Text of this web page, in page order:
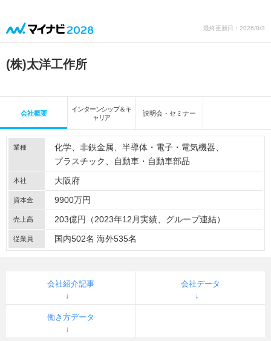
最終更新日：2026/8/3
(株)太洋工作所
会社概要
インターンシップ＆キ
ャリア
説明会・セミナー
業種 化学 非鉄金属
半導体・電子・電気機器
プラスチック
自動車・自動車部品
本社 大阪府
資本金 9900万円
売上高 203億円（2023年12月実績、グループ連結）
従業員 国内502名 海外535名
会社紹介記事 会社データ
働き方データ